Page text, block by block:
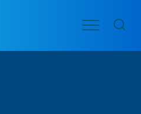
VOO
AÉREAS
Menu